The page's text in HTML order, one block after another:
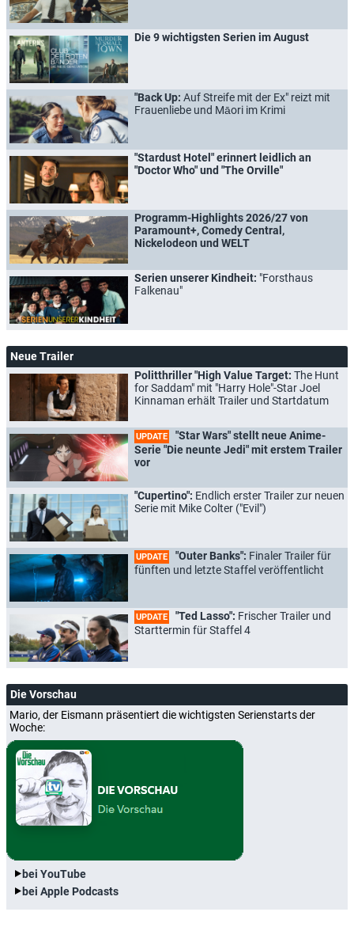
Die 9 wichtigsten Serien im August
"Back Up: Auf Streife mit der Ex" reizt mit
Frauenliebe und Māori im Krimi
"Stardust Hotel" erinnert leidlich an
"Doctor Who" und "The Orville"
Programm-Highlights 2026/27 von
Paramount+, Comedy Central,
Nickelodeon und WELT
Serien unserer Kindheit: "Forsthaus
Falkenau"
Neue Trailer
Politthriller "High Value Target: The Hunt
for Saddam" mit "Harry Hole"-Star Joel
Kinnaman erhält Trailer und Startdatum
UPDATE
"Star Wars" stellt neue Anime-
Serie "Die neunte Jedi" mit erstem Trailer
vor
"Cupertino": Endlich erster Trailer zur neuen
Serie mit Mike Colter ("Evil")
UPDATE "Outer Banks": Finaler Trailer für
fünften und letzte Staffel veröffentlicht
UPDATE "Ted Lasso": Frischer Trailer und
Starttermin für Staffel 4
Die Vorschau
Mario, der Eismann präsentiert die wichtigsten Serienstarts der
Woche:
bei YouTube
bei Apple Podcasts